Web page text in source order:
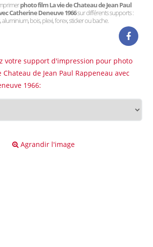
photo film La vie de Chateau de Jean Paul
Catherine Deneuve 1966sur différents supports :
aluminium, bois, plexi, forex, sticker ou bache.
votre support d'impression pour photo
Chateau de Jean Paul Rappeneau avec
1966:
Agrandir l'image